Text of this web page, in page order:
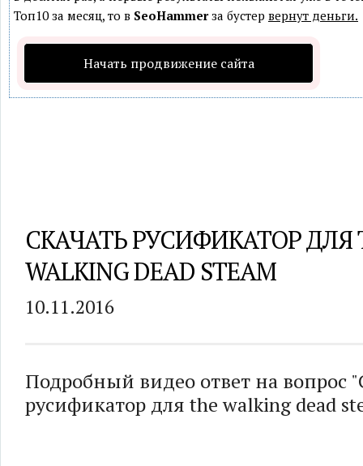
Топ10 за месяц, то в SeoHammerза бустер вернут деньги.
Начать продвижение сайта
СКАЧАТЬ РУСИФИКАТОР ДЛЯ
WALKING DEAD STEAM
10.11.2016
Подробный видео ответ на вопрос
русификатор для the walking dead